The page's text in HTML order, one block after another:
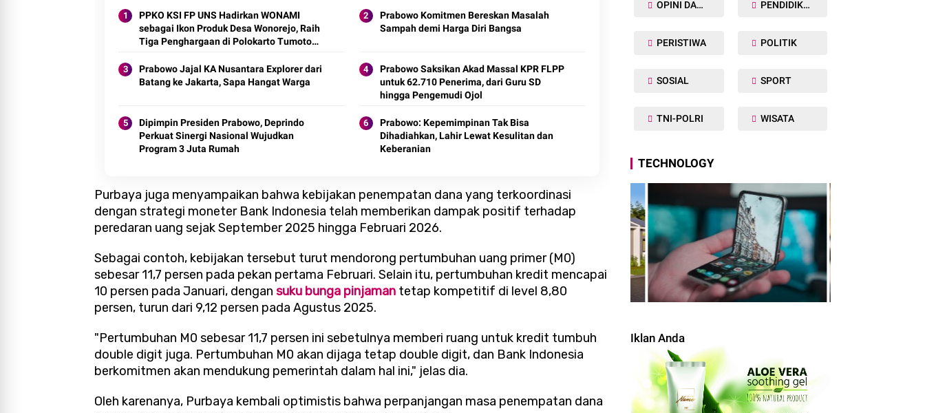
PPKO KSI FP UNS Hadirkan WONAMI
sebagai Ikon Produk Desa Wonorejo, Raih
Tiga Penghargaan di Polokarto Tumoto
Prabowo Komitmen Bereskan Masalah
Sampah demi Harga Diri Bangsa
Prabowo Jajal KA Nusantara Explorer dari
Batang ke Jakarta, Sapa Hangat Warga
Prabowo Saksikan Akad Massal KPR FLPP
untuk 62.710 Penerima, dari Guru SD
hingga Pengemudi Ojol
Dipimpin Presiden Prabowo, Deprindo
Perkuat Sinergi Nasional Wujudkan
Program 3 Juta Rumah
Prabowo: Kepemimpinan Tak Bisa
Dihadiahkan, Lahir Lewat Kesulitan dan
Keberanian
Purbaya juga menyampaikan bahwa kebijakan penempatan dana yang terkoordinasi
dengan strategi moneter Bank Indonesia telah memberikan dampak positif terhadap
peredaran uang sejak September 2025 hingga Februari 2026.
Sebagai contoh, kebijakan tersebut turut mendorong pertumbuhan uang primer (M0)
sebesar 11,7 persen pada pekan pertama Februari. Selain itu, pertumbuhan kredit mencapai
10 persen pada Januari, dengan suku bunga pinjaman tetap kompetitif di level 8,80
persen, turun dari 9,12 persen pada Agustus 2025.
"Pertumbuhan M0 sebesar 11,7 persen ini sebetulnya memberi ruang untuk kredit tumbuh
double digit juga. Pertumbuhan M0 akan dijaga tetap double digit, dan Bank Indonesia
berkomitmen akan mendukung pemerintah dalam hal ini," jelas dia.
Oleh karenanya, Purbaya kembali optimistis bahwa perpanjangan masa penempatan dana
OPINI DAN ARTIKEL PENDIDIKAN
PERISTIWA POLITIK
SOSIAL SPORT
TNI-POLRI WISATA
TECHNOLOGY
Iklan Anda